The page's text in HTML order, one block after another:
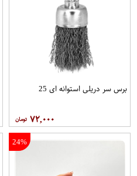
برس سر دریلی استوانه ای 25
۷۲,۰۰۰
24%